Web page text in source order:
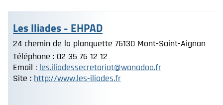
Les Iliades - EHPAD
24 chemin de la planquette 76130 Mont-Saint-Aignan
Téléphone : 02 35 76 12 12
Email : les.iliadessecretariat@wanadoo.fr
Site : http://www.les-iliades.fr